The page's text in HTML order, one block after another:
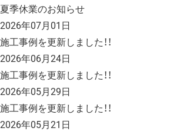
夏季休業のお知らせ
2026年07月01日
施工事例を更新しました！！
2026年06月24日
施工事例を更新しました！！
2026年05月29日
施工事例を更新しました！！
2026年05月21日